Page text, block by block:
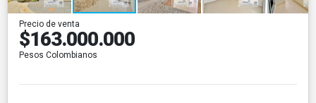
Precio de venta
$163.000.000
Pesos Colombianos